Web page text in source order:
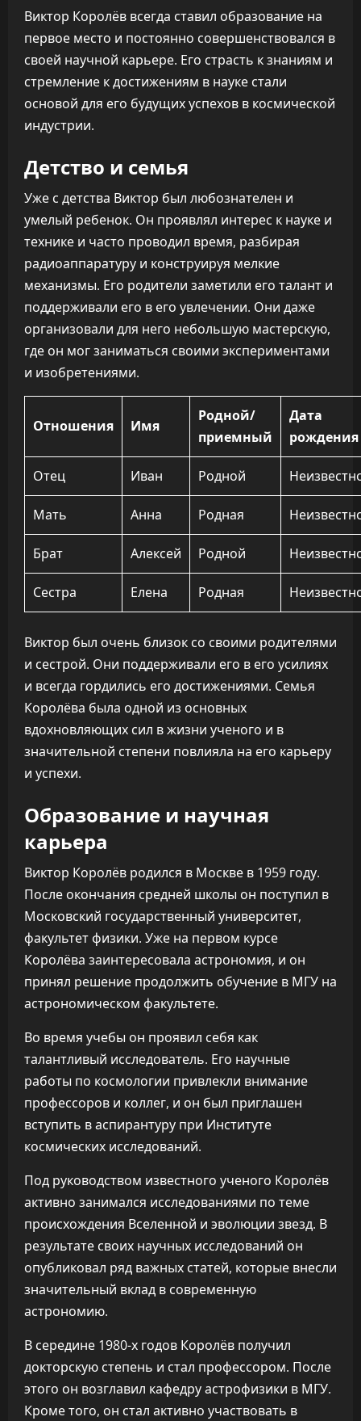
Виктор Королёв всегда ставил образование на
первое место и постоянно совершенствовался в
своей научной карьере. Его страсть к знаниям и
стремление к достижениям в науке стали
основой для его будущих успехов в космической
индустрии.
Детство и семья
Уже с детства Виктор был любознателен и
умелый ребенок. Он проявлял интерес к науке и
технике и часто проводил время, разбирая
радиоаппаратуру и конструируя мелкие
механизмы. Его родители заметили его талант и
поддерживали его в его увлечении. Они даже
организовали для него небольшую мастерскую,
где он мог заниматься своими экспериментами
и изобретениями.
Отношения Имя
Родной/
приемный
Дата
рождения
Отец Иван Родной
Мать Анна Родная
Брат Алексей Родной
Сестра Елена Родная
Виктор был очень близок со своими родителями
и сестрой. Они поддерживали его в его усилиях
и всегда гордились его достижениями. Семья
Королёва была одной из основных
вдохновляющих сил в жизни ученого и в
значительной степени повлияла на его карьеру
и успехи.
Образование и научная
карьера
Виктор Королёв родился в Москве в 1959 году.
После окончания средней школы он поступил в
Московский государственный университет,
факультет физики. Уже на первом курсе
Королёва заинтересовала астрономия, и он
принял решение продолжить обучение в МГУ на
астрономическом факультете.
Во время учебы он проявил себя как
талантливый исследователь. Его научные
работы по космологии привлекли внимание
профессоров и коллег, и он был приглашен
вступить в аспирантуру при Институте
космических исследований.
Под руководством известного ученого Королёв
активно занимался исследованиями по теме
происхождения Вселенной и эволюции звезд. В
результате своих научных исследований он
опубликовал ряд важных статей, которые внесли
значительный вклад в современную
астрономию.
В середине 1980-х годов Королёв получил
докторскую степень и стал профессором. После
этого он возглавил кафедру астрофизики в МГУ.
Кроме того, он стал активно участвовать в